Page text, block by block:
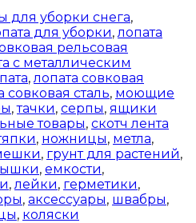
для уборки снега,
для уборки, лопата
рельсовая
с металлическим
, лопата совковая
совковая сталь, моющие
,тачки, серпы, ящики
товары, скотч лента
, ножницы, метла,
, грунт для растений,
, емкости,
, лейки, герметики,
, аксессуары, швабры,
, коляски